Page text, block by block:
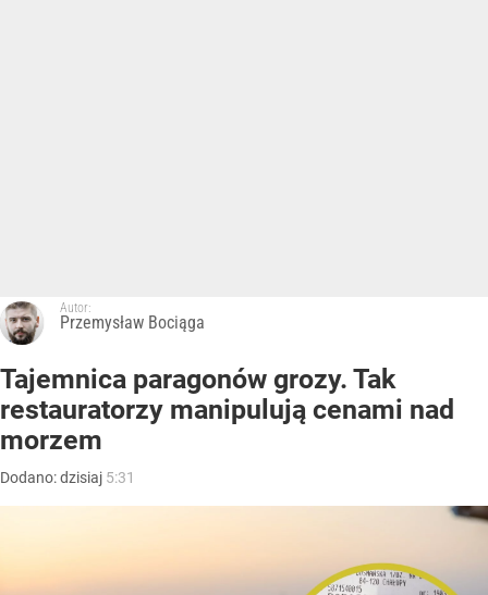
Autor:
Przemysław Bociąga
Tajemnica paragonów grozy. Tak
restauratorzy manipulują cenami nad
morzem
Dodano:dzisiaj 5:31